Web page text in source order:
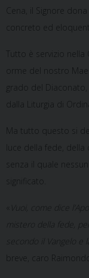
Cena, il Signore
concreto ed
Tutto è servizio nella
orme del nostro
grado del
dalla Liturgia di
Ma tutto questo si
luce della fede,
senza il quale
significato.
Vuoi, come dice
mistero della fede,
secondo il Vangelo e
breve, caro Raimondo.